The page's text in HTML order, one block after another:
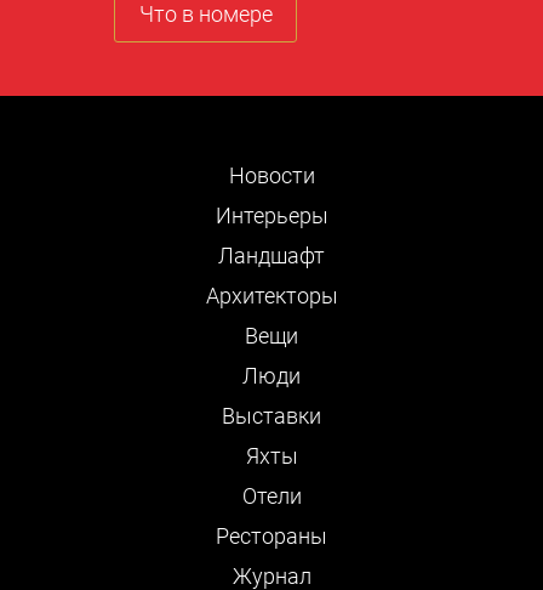
Что в номере
Новости
Интерьеры
Ландшафт
Архитекторы
Вещи
Люди
Выставки
Яхты
Отели
Рестораны
Журнал